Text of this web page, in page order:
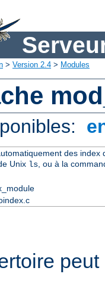
> Version 2.4 > Modules
des
Unix ls, ou à la